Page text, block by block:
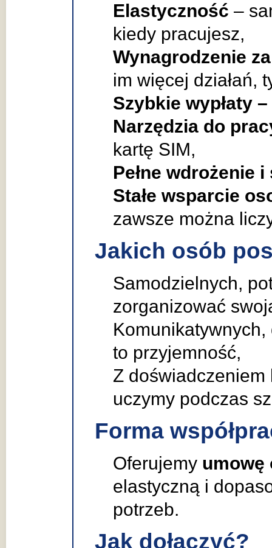
Elastyczność –
kiedy pracujesz,
Wynagrodzenie
im więcej działań,
Szybkie wypłaty
Narzędzia do
kartę SIM,
Pełne wdrożenie
Stałe wsparcie
zawsze można
Jakich osób
Samodzielnych,
zorganizować
to przyjemność,
Z
uczymy podczas
Forma
Oferujemy umowę
elastyczną i
potrzeb.
Jak dołączyć?